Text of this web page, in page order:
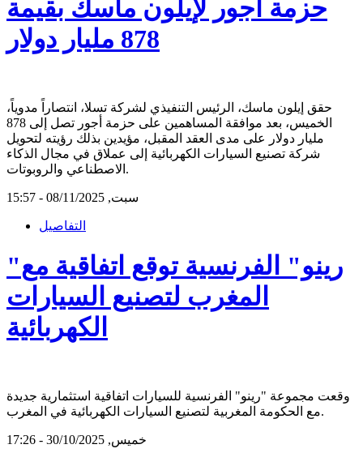
حزمة أجور لإيلون ماسك بقيمة
878 مليار دولار
حقق إيلون ماسك، الرئيس التنفيذي لشركة تسلا، انتصاراً مدوياً،
الخميس، بعد موافقة المساهمين على حزمة أجور تصل إلى 878
مليار دولار على مدى العقد المقبل، مؤيدين بذلك رؤيته لتحويل
شركة تصنيع السيارات الكهربائية إلى عملاق في مجال الذكاء
الاصطناعي والروبوتات.
سبت, 08/11/2025 - 15:57
التفاصيل
"رينو" الفرنسية توقع اتفاقية مع
المغرب لتصنيع السيارات
الكهربائية
وقعت مجموعة "رينو" الفرنسية للسيارات اتفاقية استثمارية جديدة
مع الحكومة المغربية لتصنيع السيارات الكهربائية في المغرب.
خميس, 30/10/2025 - 17:26